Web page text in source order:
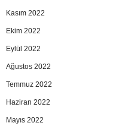
Kasım 2022
Ekim 2022
Eylül 2022
Ağustos 2022
Temmuz 2022
Haziran 2022
Mayıs 2022